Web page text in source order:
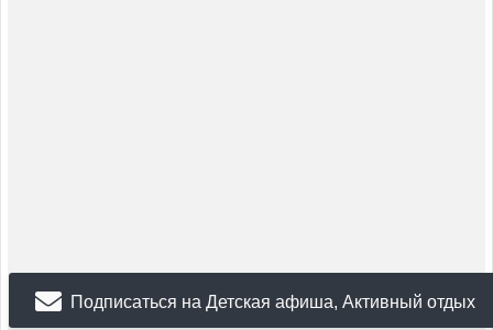
Подписаться на Детская афиша, Активный отдых